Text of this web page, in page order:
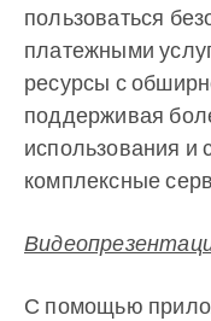
пользоваться
платежными
ресурсы с
поддерживая
использования и
комплексные
С помощью